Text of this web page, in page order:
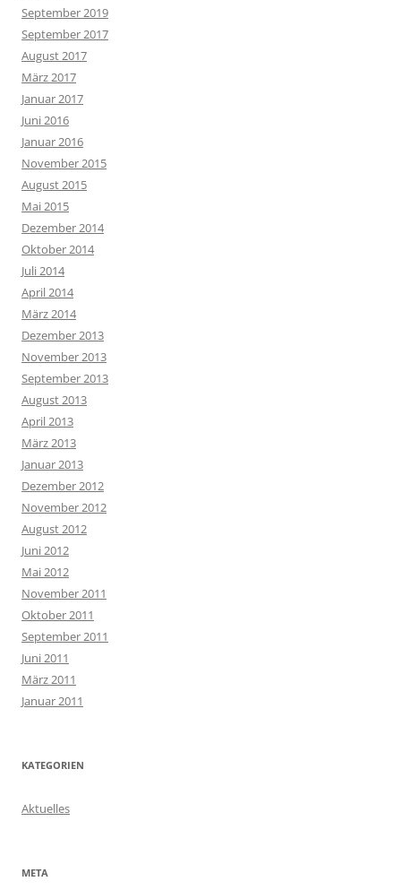
September 2019
September 2017
August 2017
März 2017
Januar 2017
Juni 2016
Januar 2016
November 2015
August 2015
Mai 2015
Dezember 2014
Oktober 2014
Juli 2014
April 2014
März 2014
Dezember 2013
November 2013
September 2013
August 2013
April 2013
März 2013
Januar 2013
Dezember 2012
November 2012
August 2012
Juni 2012
Mai 2012
November 2011
Oktober 2011
September 2011
Juni 2011
März 2011
Januar 2011
KATEGORIEN
Aktuelles
META